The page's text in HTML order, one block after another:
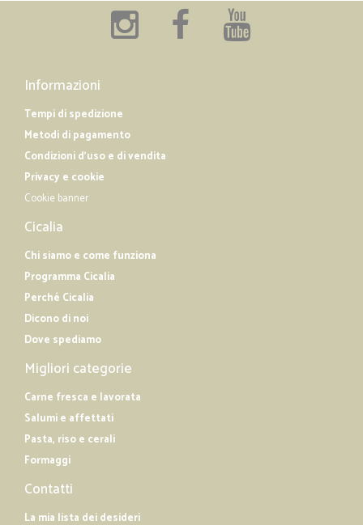
Informazioni
Tempi di spedizione
Metodi di pagamento
Condizioni d'uso e di vendita
Privacy e cookie
Cookie banner
Cicalia
Chi siamo e come funziona
Programma Cicalia
Perché Cicalia
Dicono di noi
Dove spediamo
Migliori categorie
Carne fresca e lavorata
Salumi e affettati
Pasta, riso e cerali
Formaggi
Contatti
La mia lista dei desideri